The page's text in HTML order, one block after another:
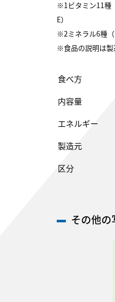
※1ビタミン11種
E）
※2ミネラル6種（
※食品の説明は製
食べ方
内容量
エネルギー
製造元
区分
その他の